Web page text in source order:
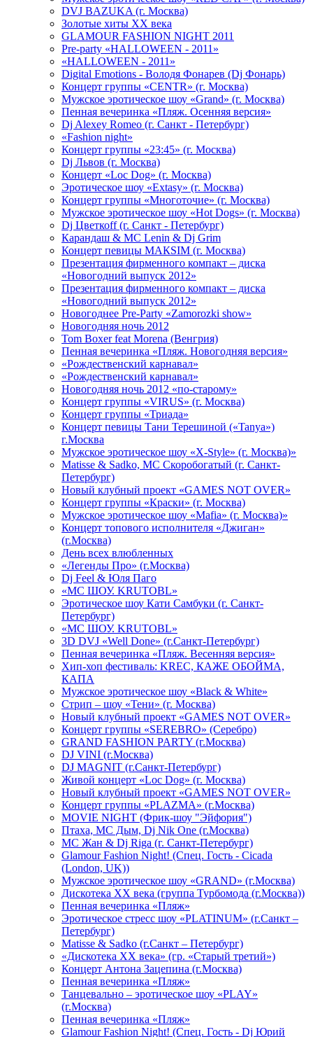
DVJ BAZUKA (г. Москва)
Золотые хиты XX века
GLAMOUR FASHION NIGHT 2011
Pre-party «HALLOWEEN - 2011»
«HALLOWEEN - 2011»
Digital Emotions - Володя Фонарев (Dj Фонарь)
Концерт группы «CENTR» (г. Москва)
Мужское эротическое шоу «Grand» (г. Москва)
Пенная вечеринка «Пляж. Осенняя версия»
Dj Alexey Romeo (г. Санкт - Петербург)
«Fashion night»
Концерт группы «23:45» (г. Москва)
Dj Львов (г. Москва)
Концерт «Loc Dog» (г. Москва)
Эротическое шоу «Extasy» (г. Москва)
Концерт группы «Многоточие» (г. Москва)
Мужское эротическое шоу «Hot Dogs» (г. Москва)
Dj Цветкоff (г. Санкт - Петербург)
Карандаш & МС Lenin & Dj Grim
Концерт певицы МАКSIМ (г. Москва)
Презентация фирменного компакт – диска
«Новогодний выпуск 2012»
Презентация фирменного компакт – диска
«Новогодний выпуск 2012»
Новогоднее Pre-Party «Zamorozki show»
Новогодняя ночь 2012
Tom Boxer feat Morena (Венгрия)
Пенная вечеринка «Пляж. Новогодняя версия»
«Рождественский карнавал»
«Рождественский карнавал»
Новогодняя ночь 2012 «по-старому»
Концерт группы «VIRUS» (г. Москва)
Концерт группы «Триада»
Концерт певицы Тани Терешиной («Tanya»)
г.Москва
Мужское эротическое шоу «X-Style» (г. Москва)»
Matissе & Sadko, MC Скоробогатый (г. Санкт-
Петербург)
Новый клубный проект «GAMES NOT OVER»
Концерт группы «Краски» (г. Москва)
Мужское эротическое шоу «Mafia» (г. Москва)»
Концерт топового исполнителя «Джиган»
(г.Москва)
День всех влюбленных
«Легенды Про» (г.Москва)
Dj Feel & Юля Паго
«МС ШОУ. KRUTOBL»
Эротическое шоу Кати Самбуки (г. Санкт-
Петербург)
«МС ШОУ. KRUTOBL»
3D DVJ «Well Done» (г.Санкт-Петербург)
Пенная вечеринка «Пляж. Весенняя версия»
Хип-хоп фестиваль: KREC, КАЖЕ ОБОЙМА,
КАПА
Мужское эротическое шоу «Black & White»
Стрип – шоу «Тени» (г. Москва)
Новый клубный проект «GAMES NOT OVER»
Концерт группы «SEREBRO» (Серебро)
GRAND FASHION PARTY (г.Москва)
DJ VINI (г.Москва)
DJ MAGNIT (г.Санкт-Петербург)
Живой концерт «Loc Dog» (г. Москва)
Новый клубный проект «GAMES NOT OVER»
Концерт группы «PLAZMA» (г.Москва)
MOVIE NIGHT (Фрик-шоу "Эйфория")
Птаха, МС Дым, Dj Nik One (г.Москва)
МС Жан & Dj Riga (г. Санкт-Петербург)
Glamour Fashion Night! (Спец. Гость - Cicada
(London, UK))
Мужское эротическое шоу «GRAND» (г.Москва)
Дискотека XX века (группа Турбомода (г.Москва))
Пенная вечеринка «Пляж»
Эротическое стресс шоу «PLATINUM» (г.Санкт –
Петербург)
Matisse & Sadko (г.Санкт – Петербург)
«Дискотека ХХ века» (гр. «Старый третий»)
Концерт Антона Зацепина (г.Москва)
Пенная вечеринка «Пляж»
Танцевально – эротическое шоу «PLAY»
(г.Москва)
Пенная вечеринка «Пляж»
Glamour Fashion Night! (Спец. Гость - Dj Юрий